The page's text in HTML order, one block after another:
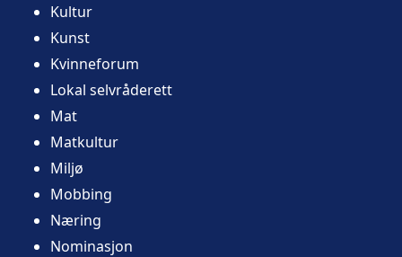
Kultur
Kunst
Kvinneforum
Lokal selvråderett
Mat
Matkultur
Miljø
Mobbing
Næring
Nominasjon